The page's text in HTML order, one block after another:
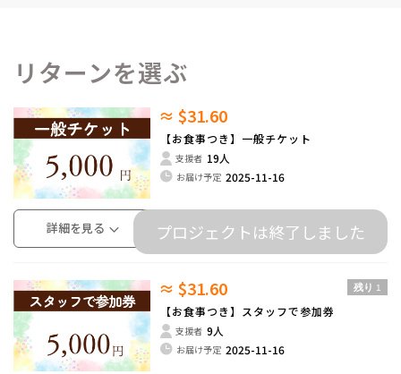
リターンを選ぶ
≈ $31.60
【お食事つき】一般チケット
支援者 19人
お届け予定 2025-11-16
詳細を見る プロジェクトは終了しました
≈ $31.60 残り 1
【お食事つき】スタッフで参加券
支援者 9人
お届け予定 2025-11-16